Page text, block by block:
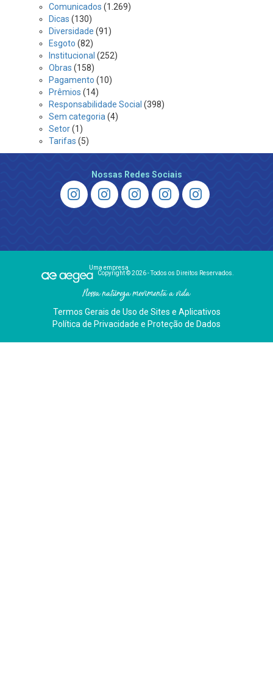
Comunicados (1.269)
Dicas (130)
Diversidade (91)
Esgoto (82)
Institucional (252)
Obras (158)
Pagamento (10)
Prêmios (14)
Responsabilidade Social (398)
Sem categoria (4)
Setor(1)
Tarifas (5)
Nossas Redes Sociais
Uma empresa
Copyright © 2026 - Todos os Direitos Reservados.
Nossa natureza movimenta a vida
Termos Gerais de Uso de Sites e Aplicativos
Política de Privacidade e Proteção de Dados